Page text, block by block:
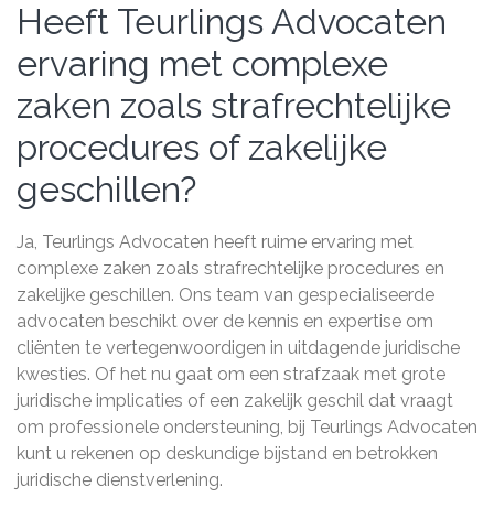
Heeft Teurlings Advocaten
ervaring met complexe
zaken zoals strafrechtelijke
procedures of zakelijke
geschillen?
Ja, Teurlings Advocaten heeft ruime ervaring met
complexe zaken zoals strafrechtelijke procedures en
zakelijke geschillen. Ons team van gespecialiseerde
advocaten beschikt over de kennis en expertise om
cliënten te vertegenwoordigen in uitdagende juridische
kwesties. Of het nu gaat om een strafzaak met grote
juridische implicaties of een zakelijk geschil dat vraagt
om professionele ondersteuning, bij Teurlings Advocaten
kunt u rekenen op deskundige bijstand en betrokken
juridische dienstverlening.